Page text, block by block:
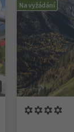
Na vyžádání